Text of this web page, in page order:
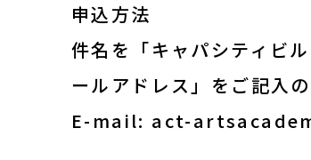
申込方法
件名を「キャパシティビ
ールアドレス」をご記入
E-mail: act-